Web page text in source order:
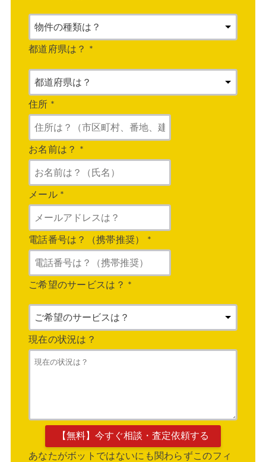
都道府県は？ *
住所 *
お名前は？ *
メール *
電話番号は？（携帯推奨） *
ご希望のサービスは？ *
現在の状況は？
あなたがボットではないにも関わらずこのフィ